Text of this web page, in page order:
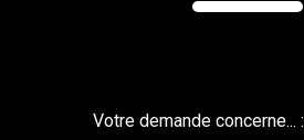
Votre demande concerne... :